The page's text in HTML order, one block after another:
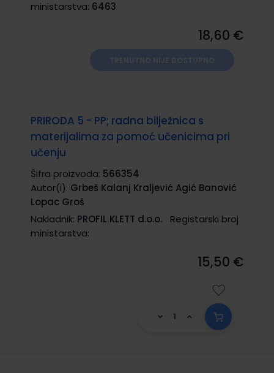
ministarstva: 6463
18,60 €
PRIRODA 5 - PP; radna bilježnica s
materijalima za pomoć učenicima pri
učenju
Šifra proizvoda: 566354
Autor(i): Grbeš Kalanj Kraljević Agić Banović
Lopac Groš
Nakladnik: PROFIL KLETT d.o.o.
Registarski broj
ministarstva:
15,50 €